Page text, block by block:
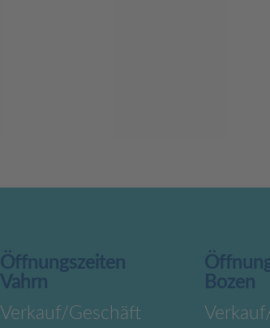
Öffnungszeiten
Vahrn
Verkauf/Geschäft
Bozen